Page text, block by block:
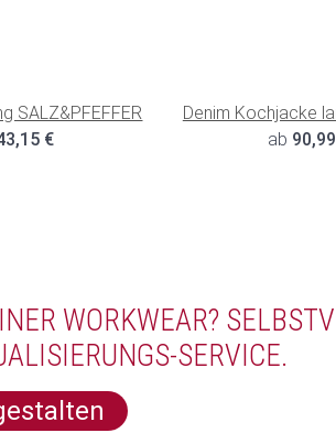
SALZ&PFEFFER
€
Denim Kochjacke
ab
WORKWEAR?
SERVICE.